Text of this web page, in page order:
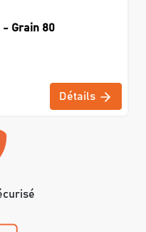
- Grain 80
Détails